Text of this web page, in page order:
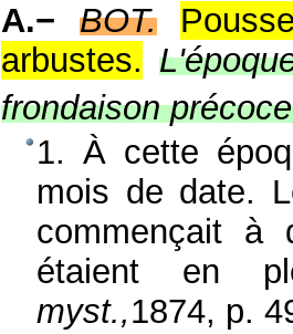
A.− BOT.
arbustes.
frondaison
1. À cette
mois de date.
commençait à
étaient en
myst.,1874, p.